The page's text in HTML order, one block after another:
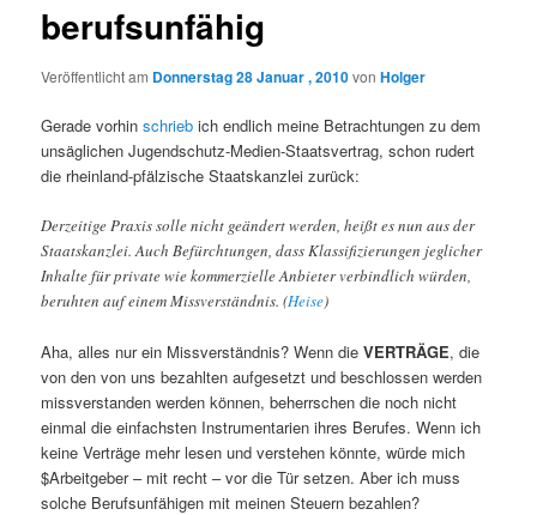
berufsunfähig
Veröffentlicht am Donnerstag 28 Januar , 2010vonHolger
Gerade vorhinschrieb ich endlich meine Betrachtungen zu dem
unsäglichen Jugendschutz-Medien-Staatsvertrag, schon rudert
die rheinland-pfälzische Staatskanzlei zurück:
Derzeitige Praxis solle nicht geändert werden, heißt es nun aus der
Staatskanzlei. Auch Befürchtungen, dass Klassifizierungen jeglicher
Inhalte für private wie kommerzielle Anbieter verbindlich würden,
beruhten auf einem Missverständnis. (Heise)
Aha, alles nur ein Missverständnis? Wenn dieVERTRÄGE, die
von den von uns bezahlten aufgesetzt und beschlossen werden
missverstanden werden können, beherrschen die noch nicht
einmal die einfachsten Instrumentarien ihres Berufes. Wenn ich
keine Verträge mehr lesen und verstehen könnte, würde mich
$Arbeitgeber – mit recht – vor die Tür setzen. Aber ich muss
solche Berufsunfähigen mit meinen Steuern bezahlen?